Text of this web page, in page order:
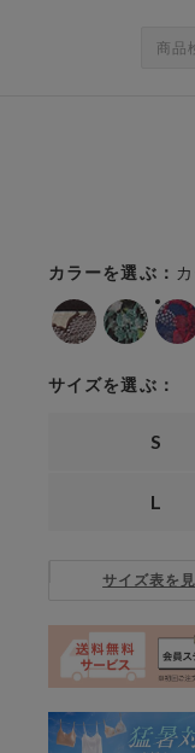
カラーを選ぶ：
サイズを選ぶ：
S
L
サイズ表を